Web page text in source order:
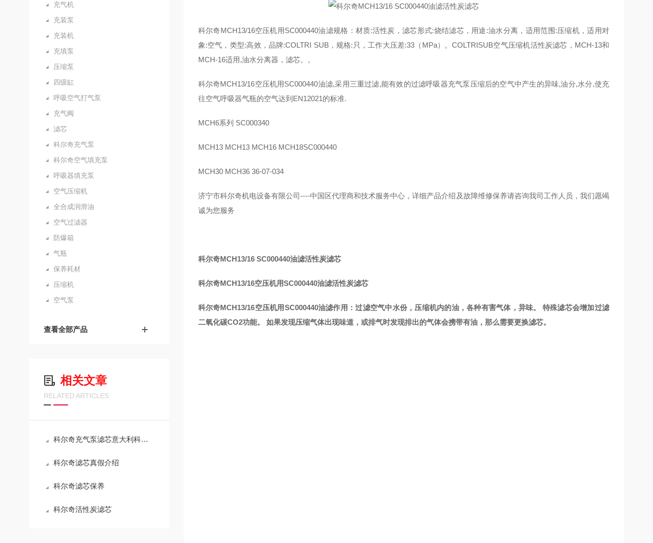
充气机
充装泵
充装机
充填泵
压缩泵
四级缸
呼吸空气打气泵
充气阀
滤芯
科尔奇充气泵
科尔奇空气填充泵
呼吸器填充泵
空气压缩机
全合成润滑油
空气过滤器
防爆箱
气瓶
保养耗材
压缩机
空气泵
查看全部产品
相关文章
RELATED ARTICLES
科尔奇充气泵滤芯意大利科尔奇充气泵维修保养
科尔奇滤芯真假介绍
科尔奇滤芯保养
科尔奇活性炭滤芯
科尔奇MCH13/16空压机用SC000440油滤规格：材质:活性炭，滤芯形式:烧结滤芯，用途:油水分离，适用范围:压缩机，适用对
象:空气，类型:高效，品牌:COLTRI SUB，规格:只，工作大压差:33（MPa）。COLTRISUB空气压缩机活性炭滤芯，MCH-13和
MCH-16适用,油水分离器，滤芯。。
科尔奇MCH13/16空压机用SC000440油滤,采用三重过滤,能有效的过滤呼吸器充气泵压缩后的空气中产生的异味,油分,水分,使充
往空气呼吸器气瓶的空气达到EN12021的标准.
MCH6系列 SC000340
MCH13 MCH13 MCH16 MCH18SC000440
MCH30 MCH36 36-07-034
济宁市科尔奇机电设备有限公司----中国区代理商和技术服务中心，详细产品介绍及故障维修保养请咨询我司工作人员，我们愿竭
诚为您服务
科尔奇MCH13/16 SC000440油滤活性炭滤芯
科尔奇MCH13/16空压机用SC000440油滤活性炭滤芯
科尔奇MCH13/16空压机用SC000440油滤作用：过滤空气中水份，压缩机内的油，各种有害气体，异味。 特殊滤芯会增加过滤
二氧化碳CO2功能。 如果发现压缩气体出现味道，或排气时发现排出的气体会携带有油，那么需要更换滤芯。